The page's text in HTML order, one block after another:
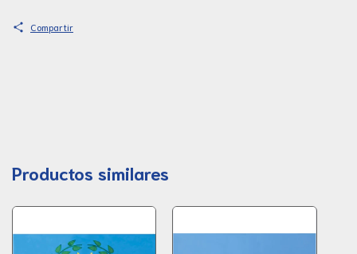
Compartir
Productos similares